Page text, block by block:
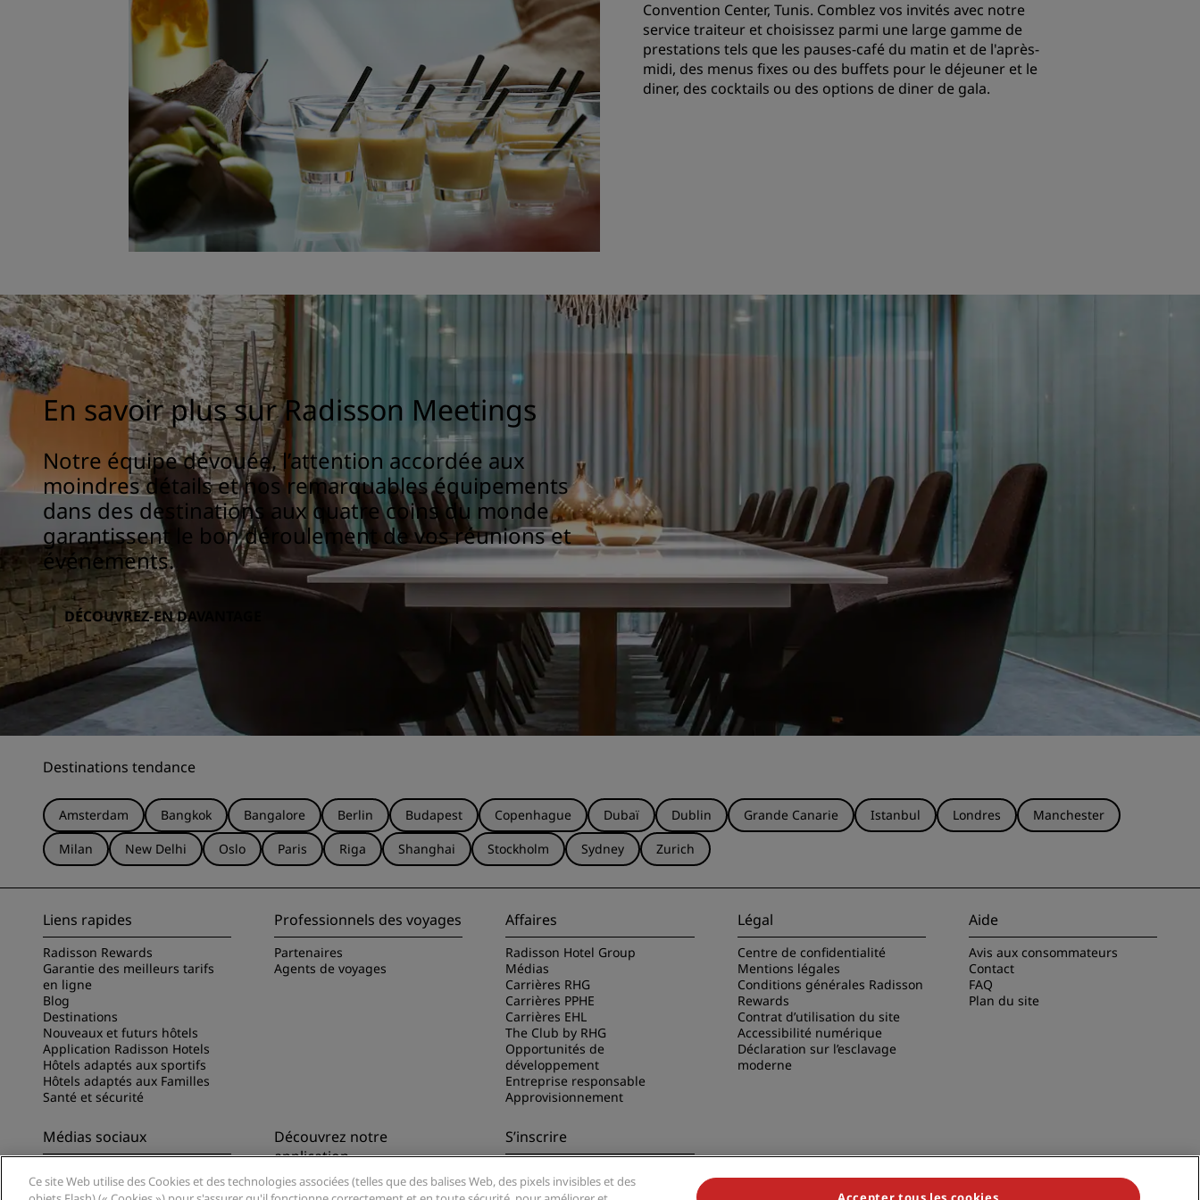
ADHÉRER
Convention Center, Tunis. Comblez vos invités avec notre
service traiteur et choisissez parmi une large gamme de
prestations tels que les pauses-café du matin et de l'après-
midi, des menus fixes ou des buffets pour le déjeuner et le
diner, des cocktails ou des options de diner de gala.
En savoir plus sur Radisson Meetings
Notre équipe dévouée, l’attention accordée aux
moindres détails et nos remarquables équipements
dans des destinations aux quatre coins du monde
garantissent le bon déroulement de vos réunions et
événements.
DÉCOUVREZ-EN DAVANTAGE
Destinations tendance
Amsterdam Bangkok Bangalore Berlin Budapest Copenhague Dubaï Dublin Grande Canarie Istanbul Londres
Manchester
Milan
New Delhi Oslo Paris Riga Shanghai Stockholm Sydney Zurich
Liens rapides
Radisson Rewards
Garantie des meilleurs tarifs
en ligne
Blog
Destinations
Nouveaux et futurs hôtels
Application Radisson Hotels
Hôtels adaptés aux sportifs
Hôtels adaptés aux Familles
Santé et sécurité
Professionnels des voyages
Partenaires
Agents de voyages
Affaires
Radisson Hotel Group
Médias
Carrières RHG
Carrières PPHE
Carrières EHL
The Club by RHG
Opportunités de
développement
Entreprise responsable
Approvisionnement
Légal
Centre de confidentialité
Mentions légales
Conditions générales Radisson
Rewards
Contrat d’utilisation du site
Accessibilité numérique
Déclaration sur l’esclavage
moderne
Aide
Avis aux consommateurs
Contact
FAQ
Plan du site
Médias sociaux
Découvrez notre
application
Découvrez l’appli Radisson Hotels
S’inscrire
offres les plus populaires
Ce site Web utilise des Cookies et des technologies associées (telles que des balises Web, des pixels invisibles et des